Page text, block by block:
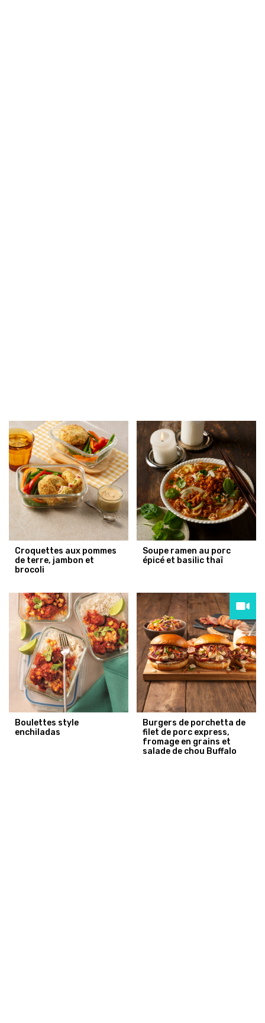
Croquettes aux pommes
de terre, jambon et
brocoli
Soupe ramen au porc
épicé et basilic thaï
Boulettes style
enchiladas
Burgers de porchetta de
filet de porc express,
fromage en grains et
salade de chou Buffalo